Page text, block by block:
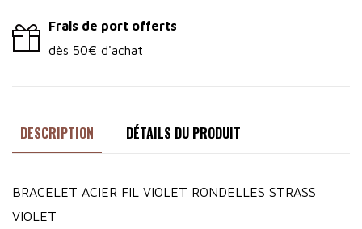
Frais de port offerts
dès 50€ d'achat
DESCRIPTION DÉTAILS DU PRODUIT
BRACELET ACIER FIL VIOLET RONDELLES STRASS
VIOLET